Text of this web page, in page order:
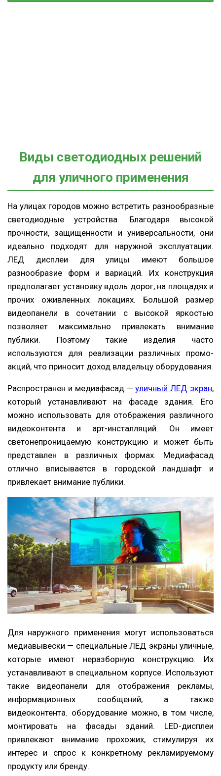
Виды светодиодных решений
для уличного применения
На улицах городов можно встретить разнообразные
светодиодные устройства. Благодаря высокой
прочности, защищенности и универсальности, они
идеально подходят для наружной эксплуатации.
ЛЕД дисплеи для улицы имеют большое
разнообразие форм и вариаций. Их конструкция
предполагает установку вдоль дорог, на площадях и
прочих оживленных локациях. Большой размер
видеопанели в сочетании с высокой яркостью
позволяет максимально привлекать внимание
публики. Поэтому такие изделия часто
используются для реализации различных промо-
акций, что приносит доход владельцу оборудования.
Распространен и медиафасад —уличный ЛЕД экран,
который устанавливают на фасаде здания. Его
можно использовать для отображения различного
видеоконтента и арт-инсталляций. Он имеет
светонепроницаемую конструкцию и может быть
представлен в различных формах. Медиафасад
отлично вписывается в городской ландшафт и
привлекает внимание публики.
Для наружного применения могут использоваться
медиавывески — специальные ЛЕД экраны уличные,
которые имеют неразборную конструкцию. Их
устанавливают в специальном корпусе. Используют
такие видеопанели для отображения рекламы,
информационных сообщений, а также
видеоконтента. оборудование можно, в том числе,
монтировать на фасады зданий. LED-дисплеи
привлекают внимание прохожих, стимулируя их
интерес и спрос к конкретному рекламируемому
продукту или бренду.